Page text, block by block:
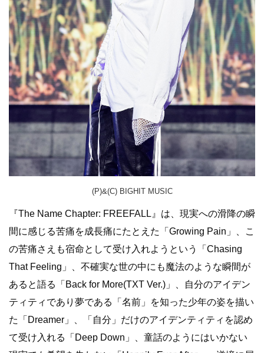
(P)&(C) BIGHIT MUSIC
『The Name Chapter: FREEFALL』は、現実への滑降の瞬
間に感じる苦痛を成長痛にたとえた「Growing Pain」、こ
の苦痛さえも宿命として受け入れようという「Chasing
That Feeling」、不確実な世の中にも魔法のような瞬間が
あると語る「Back for More(TXT Ver.)」、自分のアイデン
ティティであり夢である「名前」を知った少年の姿を描い
た「Dreamer」、「自分」だけのアイデンティティを認め
て受け入れる「Deep Down」、童話のようにはいかない